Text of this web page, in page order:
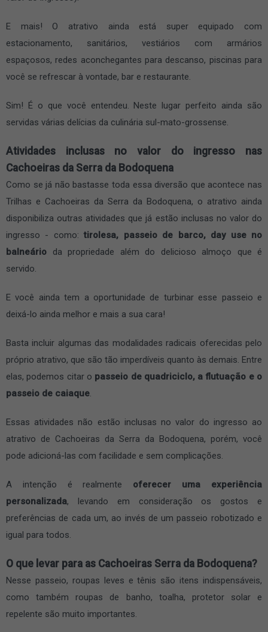
E mais! O atrativo ainda está super equipado com
estacionamento, sanitários, vestiários com armários
espaçosos, redes aconchegantes para descanso, piscinas para
você se refrescar à vontade, bar e restaurante.
Sim! É o que você entendeu. Neste lugar perfeito ainda são
servidas várias delícias da culinária sul-mato-grossense.
Atividades inclusas no valor do ingresso nas
Cachoeiras da Serra da Bodoquena
Como se já não bastasse toda essa diversão que acontece nas
Trilhas e Cachoeiras da Serra da Bodoquena, o atrativo ainda
disponibiliza outras atividades que já estão inclusas no valor do
ingresso - como:tirolesa, passeio de barco, day use no
balneário da propriedade além do delicioso almoço que é
servido.
E você ainda tem a oportunidade de turbinar esse passeio e
deixá-lo ainda melhor e mais a sua cara!
Basta incluir algumas das modalidades radicais oferecidas pelo
próprio atrativo, que são tão imperdíveis quanto às demais. Entre
elas, podemos citar o passeio de quadriciclo, a flutuação e o
passeio de caiaque
Essas atividades não estão inclusas no valor do ingresso ao
atrativo de Cachoeiras da Serra da Bodoquena, porém, você
pode adicioná-las com facilidade e sem complicações.
A intenção é realmente oferecer uma experiência
personalizada, levando em consideração os gostos e
preferências de cada um, ao invés de um passeio robotizado e
igual para todos.
O que levar para as Cachoeiras Serra da Bodoquena?
Nesse passeio, roupas leves e tênis são itens indispensáveis,
como também roupas de banho, toalha, protetor solar e
repelente são muito importantes.